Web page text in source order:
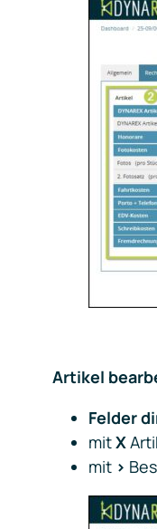
Artikel
Felder
mitX
mit >